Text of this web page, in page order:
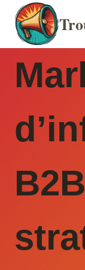
Aller
contenu